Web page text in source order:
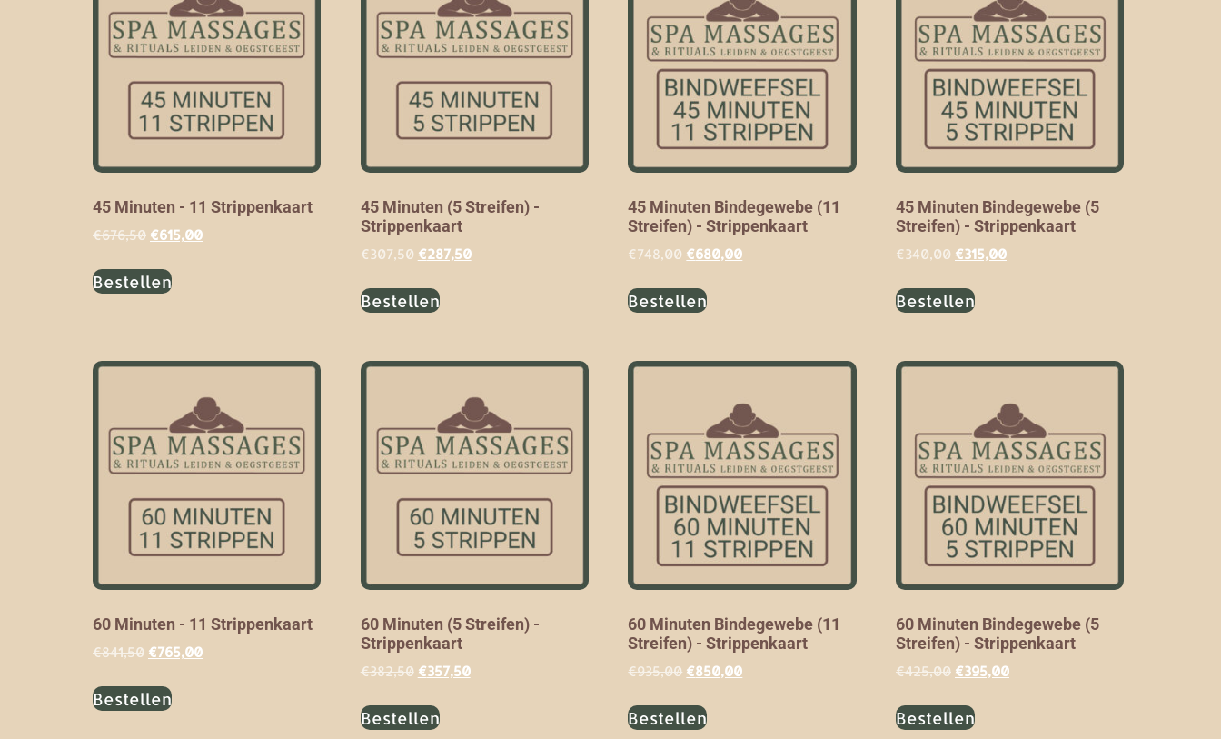
45 Minuten - 11 Strippenkaart
€676,50 €615,00
Bestellen
45 Minuten (5 Streifen) -
Strippenkaart
€307,50 €287,50
Bestellen
45 Minuten Bindegewebe (11
Streifen) - Strippenkaart
€748,00 €680,00
Bestellen
45 Minuten Bindegewebe (5
Streifen) - Strippenkaart
€340,00 €315,00
Bestellen
60 Minuten - 11 Strippenkaart
€841,50 €765,00
Bestellen
60 Minuten (5 Streifen) -
Strippenkaart
€382,50 €357,50
Bestellen
60 Minuten Bindegewebe (11
Streifen) - Strippenkaart
€935,00 €850,00
Bestellen
60 Minuten Bindegewebe (5
Streifen) - Strippenkaart
€425,00 €395,00
Bestellen